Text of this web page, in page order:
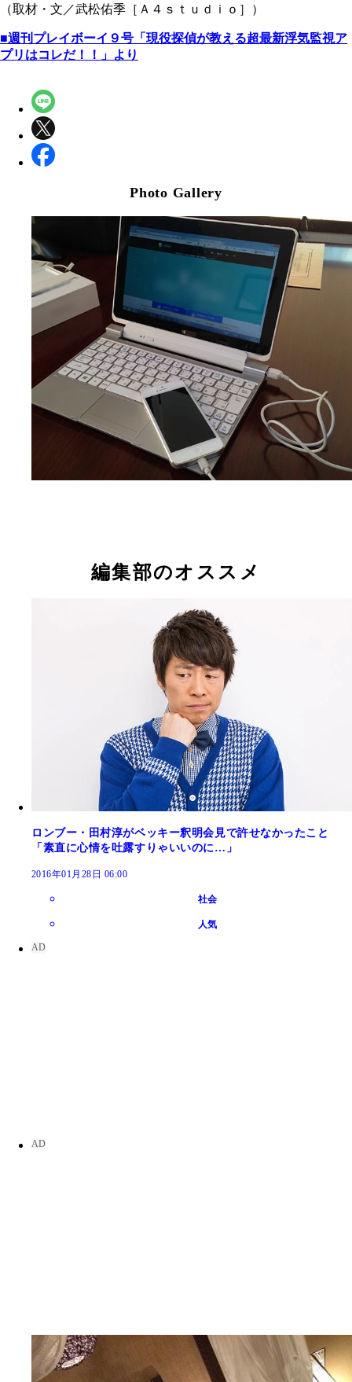
（取材・文／武松佑季［Ａ４ｓｔｕｄｉｏ］）
■週刊プレイボーイ９号「現役探偵が教える超最新浮気監視ア
プリはコレだ！！」より
Photo Gallery
編集部のオススメ
ロンブー・田村淳がベッキー釈明会見で許せなかったこと
「素直に心情を吐露すりゃいいのに…」
2016年01月28日 06:00
社会
人気